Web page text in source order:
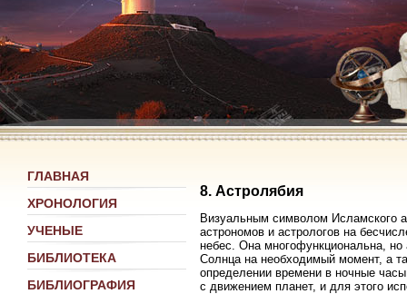
ГЛАВНАЯ
ХРОНОЛОГИЯ
УЧЕНЫЕ
БИБЛИОТЕКА
БИБЛИОГРАФИЯ
8. Астролябия
Визуальным символом Исламского
астрономов и астрологов на
небес. Она многофункциональна,
Солнца на необходимый момент, а
определении времени в ночные
с движением планет, и для этого